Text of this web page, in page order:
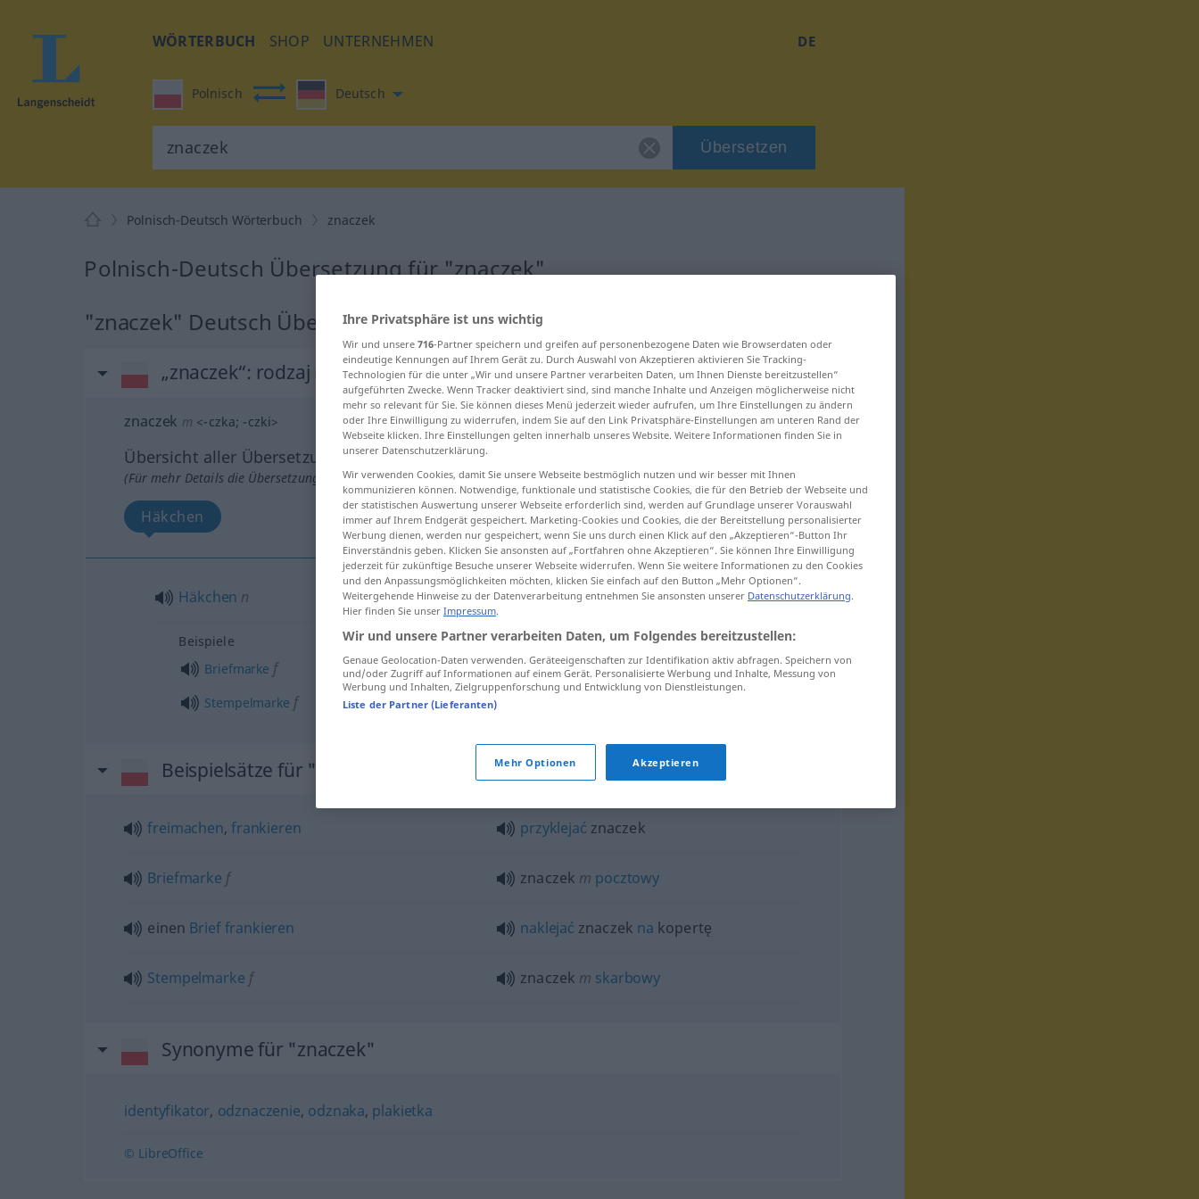
WÖRTERBUCH SHOP UNTERNEHMEN DE
Polnisch Deutsch
Übersetzen
Polnisch-Deutsch Wörterbuch znaczek
Polnisch-Deutsch Übersetzung für "znaczek"
"znaczek" Deutsch Übersetzung
„znaczek“: rodzaj męski
znaczek m <-czka; -czki>
Übersicht aller Übersetzungen
(Für mehr Details die Übersetzung anklicken/antippen)
Häkchen
Häkchen n znaczekw tekście
Beispiele
Briefmarke f znaczekpocztowy
Stempelmarke f
Beispielsätze für "znaczek"
freimachen,frankieren przyklejać znaczek
Briefmarke f znaczek m pocztowy
einen Brief frankieren naklejać znaczek na kopertę
Stempelmarke f znaczek m skarbowy
Synonyme für "znaczek"
identyfikator, odznaczenie, odznaka, plakietka
© LibreOffice
Ihre Privatsphäre ist uns wichtig
Wir und unsere 716-Partner speichern und greifen auf personenbezogene Daten wie Browserdaten oder
eindeutige Kennungen auf Ihrem Gerät zu. Durch Auswahl von Akzeptieren aktivieren Sie Tracking-
Technologien für die unter „Wir und unsere Partner verarbeiten Daten, um Ihnen Dienste bereitzustellen“
aufgeführten Zwecke. Wenn Tracker deaktiviert sind, sind manche Inhalte und Anzeigen möglicherweise nicht
mehr so relevant für Sie. Sie können dieses Menü jederzeit wieder aufrufen, um Ihre Einstellungen zu ändern
oder Ihre Einwilligung zu widerrufen, indem Sie auf den Link Privatsphäre-Einstellungen am unteren Rand der
Webseite klicken. Ihre Einstellungen gelten innerhalb unseres Website. Weitere Informationen finden Sie in
unserer Datenschutzerklärung.
Wir verwenden Cookies, damit Sie unsere Webseite bestmöglich nutzen und wir besser mit Ihnen
kommunizieren können. Notwendige, funktionale und statistische Cookies, die für den Betrieb der Webseite und
der statistischen Auswertung unserer Webseite erforderlich sind, werden auf Grundlage unserer Vorauswahl
immer auf Ihrem Endgerät gespeichert. Marketing-Cookies und Cookies, die der Bereitstellung personalisierter
Werbung dienen, werden nur gespeichert, wenn Sie uns durch einen Klick auf den „Akzeptieren“-Button Ihr
Einverständnis geben. Klicken Sie ansonsten auf „Fortfahren ohne Akzeptieren“. Sie können Ihre Einwilligung
jederzeit für zukünftige Besuche unserer Webseite widerrufen. Wenn Sie weitere Informationen zu den Cookies
und den Anpassungsmöglichkeiten möchten, klicken Sie einfach auf den Button „Mehr Optionen“.
Weitergehende Hinweise zu der Datenverarbeitung entnehmen Sie ansonsten unserer Datenschutzerklärung.
Hier finden Sie unser Impressum.
Wir und unsere Partner verarbeiten Daten, um Folgendes bereitzustellen:
Genaue Geolocation-Daten verwenden. Geräteeigenschaften zur Identifikation aktiv abfragen. Speichern von
und/oder Zugriff auf Informationen auf einem Gerät. Personalisierte Werbung und Inhalte, Messung von
Werbung und Inhalten, Zielgruppenforschung und Entwicklung von Dienstleistungen.
Liste der Partner (Lieferanten)
Mehr Optionen Akzeptieren